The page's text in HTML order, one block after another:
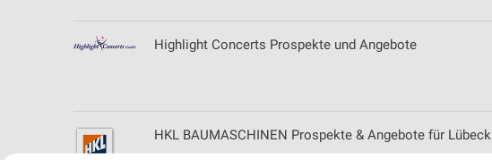
Highlight Concerts Prospekte und Angebote
HKL BAUMASCHINEN Prospekte & Angebote für Lübeck